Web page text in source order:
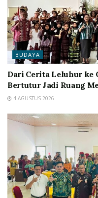
BUDAYA
Dari Cerita Leluhur ke
Bertutur Jadi Ruang
4 AGUSTUS 2026